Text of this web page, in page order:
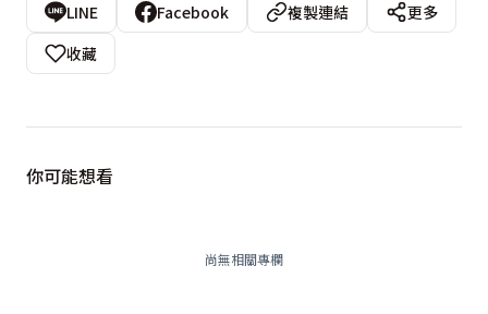
LINE Facebook 複製連結
更多
收藏
你可能想看
尚無相關專欄